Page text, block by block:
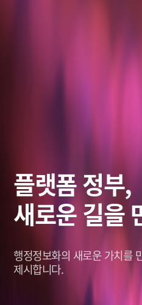
스마트 솔루
미래를 바라
창조적인 미래,솔리데오가 열
데이터로
그리는 혁신
나를 새롭게 세상을 이롭게,
플랫폼 정부,
새로운 길을
행정정보화의 새로운 가치를
제시합니다.
미래를 바라
창조적인 미래,솔리데오가 열
그리는 혁신
나를 새롭게 세상을 이롭게,